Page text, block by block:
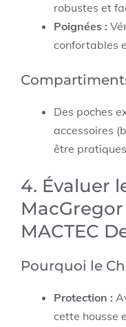
robustes et
Poignées :
confortables
Des poches
accessoires
être
4. Évaluer
MacGregor
MACTEC
Pourquoi le
Protection :
cette housse